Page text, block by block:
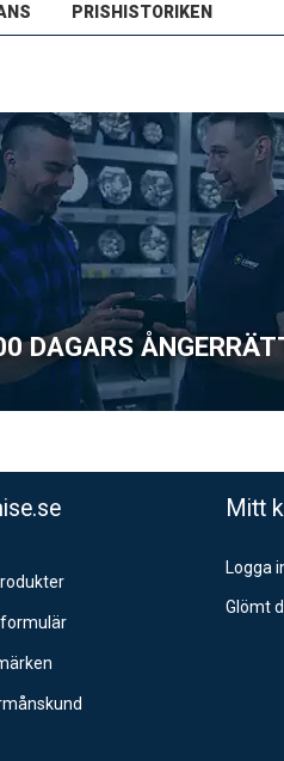
PRISHISTORIKEN
företag)
DAGARS
Mitt
Logga
Glömt